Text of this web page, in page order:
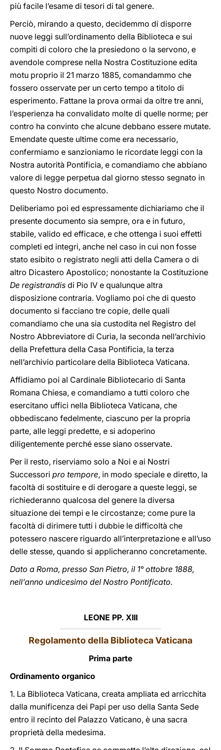
più facile l’esame di tesori di tal genere.
Perciò, mirando a questo, decidemmo di disporre
nuove leggi sull’ordinamento della Biblioteca e sui
compiti di coloro che la presiedono o la servono, e
avendole comprese nella Nostra Costituzione edita
motu proprio il 21 marzo 1885, comandammo che
fossero osservate per un certo tempo a titolo di
esperimento. Fattane la prova ormai da oltre tre anni,
l’esperienza ha convalidato molte di quelle norme; per
contro ha convinto che alcune debbano essere mutate.
Emendate queste ultime come era necessario,
confermiamo e sanzioniamo le ricordate leggi con la
Nostra autorità Pontificia, e comandiamo che abbiano
valore di legge perpetua dal giorno stesso segnato in
questo Nostro documento.
Deliberiamo poi ed espressamente dichiariamo che il
presente documento sia sempre, ora e in futuro,
stabile, valido ed efficace, e che ottenga i suoi effetti
completi ed integri, anche nel caso in cui non fosse
stato esibito o registrato negli atti della Camera o di
altro Dicastero Apostolico; nonostante la Costituzione
De registrandis di Pio IV e qualunque altra
disposizione contraria. Vogliamo poi che di questo
documento si facciano tre copie, delle quali
comandiamo che una sia custodita nel Registro del
Nostro Abbreviatore di Curia, la seconda nell’archivio
della Prefettura della Casa Pontificia, la terza
nell’archivio particolare della Biblioteca Vaticana.
Affidiamo poi al Cardinale Bibliotecario di Santa
Romana Chiesa, e comandiamo a tutti coloro che
esercitano uffici nella Biblioteca Vaticana, che
obbediscano fedelmente, ciascuno per la propria
parte, alle leggi predette, e si adoperino
diligentemente perché esse siano osservate.
Per il resto, riserviamo solo a Noi e ai Nostri
Successori pro tempore, in modo speciale e diretto, la
facoltà di sostituire e di derogare a queste leggi, se
richiederanno qualcosa del genere la diversa
situazione dei tempi e le circostanze; come pure la
facoltà di dirimere tutti i dubbie le difficoltà che
potessero nascere riguardo all’interpretazione e all’uso
delle stesse, quando si applicheranno concretamente.
Dato a Roma, presso San Pietro, il 1° ottobre 1888,
nell’anno undicesimo del Nostro Pontificato.
LEONE PP. XIII
Regolamento della Biblioteca Vaticana
Prima parte
Ordinamento organico
1. La Biblioteca Vaticana, creata ampliata ed arricchita
dalla munificenza dei Papi per uso della Santa Sede
entro il recinto del Palazzo Vaticano, è una sacra
proprietà della medesima.